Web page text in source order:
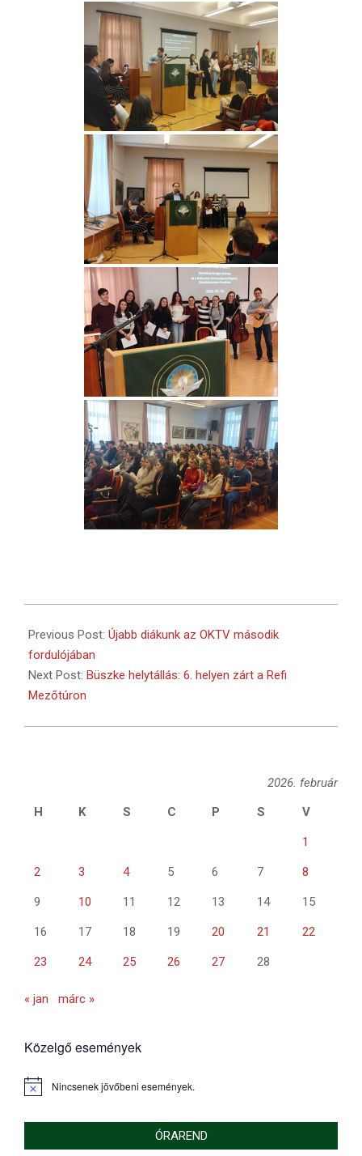
02-
25
Previous Post: Újabb diákunk az OKTV második
fordulójában
Next Post: Büszke helytállás: 6. helyen zárt a Refi
Mezőtúron
2026. február
H
K S C P S V
1
2 3 4 5 6 7 8
9 10 11 12 13 14 15
16 17 18 19 20 21 22
23 24 25 26 27 28
« jan márc »
Közelgő események
Notice Nincsenek jövőbeni események.
ÓRAREND